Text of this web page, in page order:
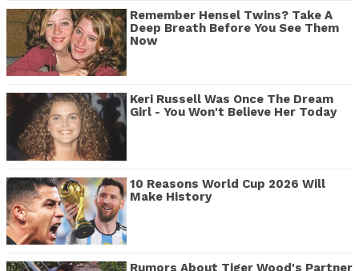
Remember Hensel Twins? Take A
Deep Breath Before You See Them
Now
Keri Russell Was Once The Dream
Girl - You Won't Believe Her Today
10 Reasons World Cup 2026 Will
Make History
Rumors About Tiger Wood's Partner